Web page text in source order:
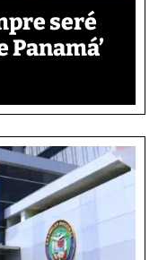
seré
Panamá’